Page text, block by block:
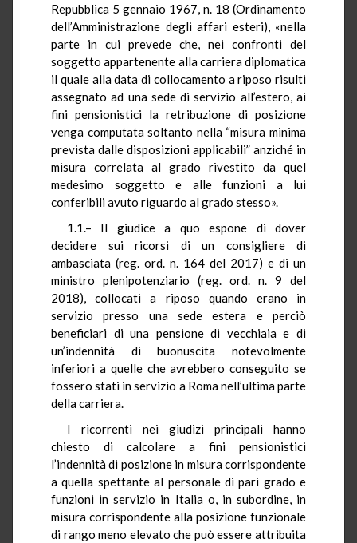
Repubblica 5 gennaio 1967, n. 18 (Ordinamento
dell’Amministrazione degli affari esteri), «nella
parte in cui prevede che, nei confronti del
soggetto appartenente alla carriera diplomatica
il quale alla data di collocamento a riposo risulti
assegnato ad una sede di servizio all’estero, ai
fini pensionistici la retribuzione di posizione
venga computata soltanto nella “misura minima
prevista dalle disposizioni applicabili” anziché in
misura correlata al grado rivestito da quel
medesimo soggetto e alle funzioni a lui
conferibili avuto riguardo al grado stesso».
1.1.– Il giudice a quo espone di dover
decidere sui ricorsi di un consigliere di
ambasciata (reg. ord. n. 164 del 2017) e di un
ministro plenipotenziario (reg. ord. n. 9 del
2018), collocati a riposo quando erano in
servizio presso una sede estera e perciò
beneficiari di una pensione di vecchiaia e di
un’indennità di buonuscita notevolmente
inferiori a quelle che avrebbero conseguito se
fossero stati in servizio a Roma nell’ultima parte
della carriera.
I ricorrenti nei giudizi principali hanno
chiesto di calcolare a fini pensionistici
l’indennità di posizione in misura corrispondente
a quella spettante al personale di pari grado e
funzioni in servizio in Italia o, in subordine, in
misura corrispondente alla posizione funzionale
di rango meno elevato che può essere attribuita